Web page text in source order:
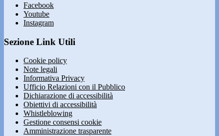
Facebook
Youtube
Instagram
Sezione Link Utili
Cookie policy
Note legali
Informativa Privacy
Ufficio Relazioni con il Pubblico
Dichiarazione di accessibilità
Obiettivi di accessibilità
Whistleblowing
Gestione consensi cookie
Amministrazione trasparente